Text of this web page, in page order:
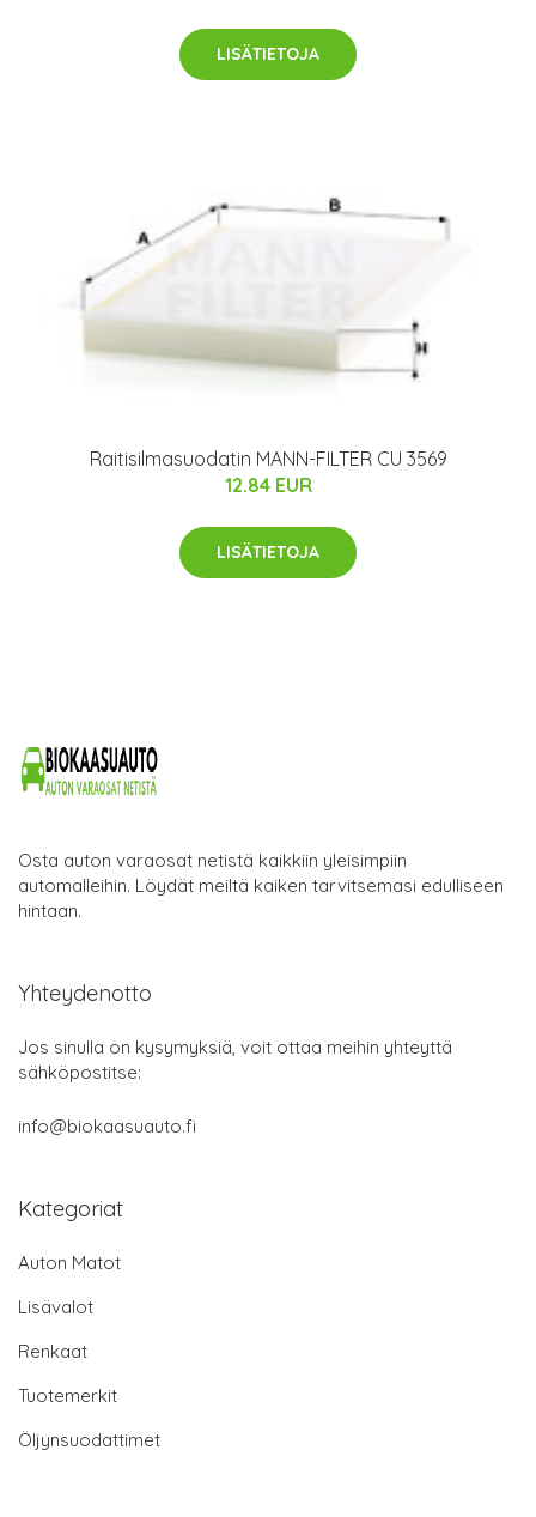
LISÄTIETOJA
Raitisilmasuodatin MANN-FILTER CU 3569
12.84 EUR
LISÄTIETOJA
Osta auton varaosat netistä kaikkiin yleisimpiin
automalleihin. Löydät meiltä kaiken tarvitsemasi edulliseen
hintaan.
Yhteydenotto
Jos sinulla on kysymyksiä, voit ottaa meihin yhteyttä
sähköpostitse:
info@biokaasuauto.fi
Kategoriat
Auton Matot
Lisävalot
Renkaat
Tuotemerkit
Öljynsuodattimet